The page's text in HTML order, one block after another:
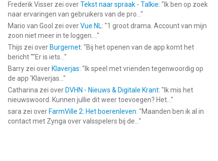
Frederik Visser zei overTekst naar spraak - Talkie: " Ik ben op zoek
naar ervaringen van gebruikers van de pro... "
Mario van Gool zei overVue NL: "1 groot drama. Account van mijn
zoon niet meer in te loggen.... "
Thijs zei over Burgernet: "Bij het openen van de app komt het
bericht ""Er is iets... "
Barry zei over Klaverjas: " Ik speel met vrienden tegenwoordig op
de app ‘Klaverjas... "
Catharina zei over DVHN - Nieuws & Digitale Krant: " Ik mis het
nieuwswoord. Kunnen jullie dit weer toevoegen? Het... "
sara zei over FarmVille 2: Het boerenleven: "Maanden ben ik al in
contact met Zynga over valsspelers bij de... "